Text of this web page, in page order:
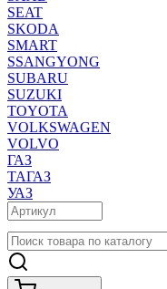
SEAT
SKODA
SMART
SSANGYONG
SUBARU
SUZUKI
TOYOTA
VOLKSWAGEN
VOLVO
ГАЗ
ТАГАЗ
УАЗ